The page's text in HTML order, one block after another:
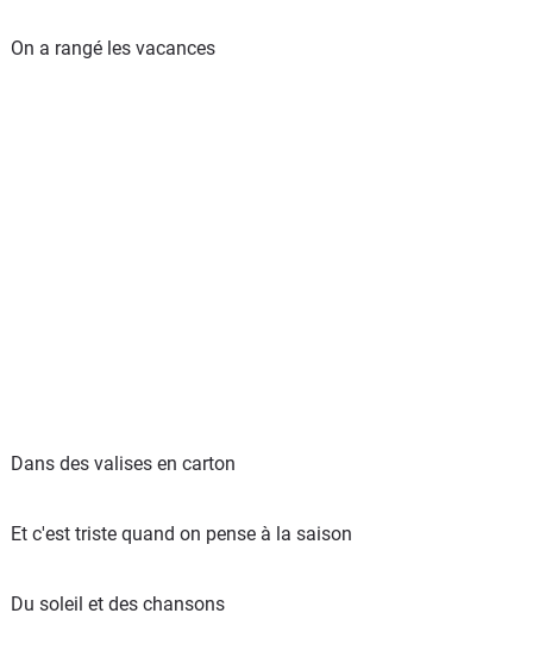
On a rangé les vacances
Dans des valises en carton
Et c'est triste quand on pense à la saison
Du soleil et des chansons